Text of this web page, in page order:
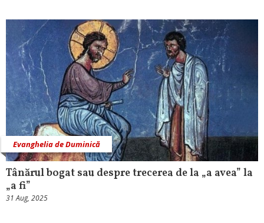
Evanghelia de Duminică
Tânărul bogat sau despre trecerea de la „a avea” la
„a fi”
31 Aug, 2025